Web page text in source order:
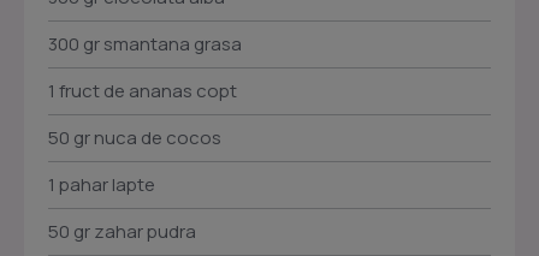
300 gr smantana grasa
1 fruct de ananas copt
50 gr nuca de cocos
1 pahar lapte
50 gr zahar pudra